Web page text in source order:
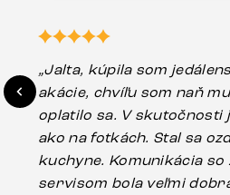
„Jalta, kúpila som
akácie, chvíľu som naň
oplatilo sa. V skutočnosti
ako na fotkách. Stal sa
kuchyne. Komunikácia so
servisom bola veľmi